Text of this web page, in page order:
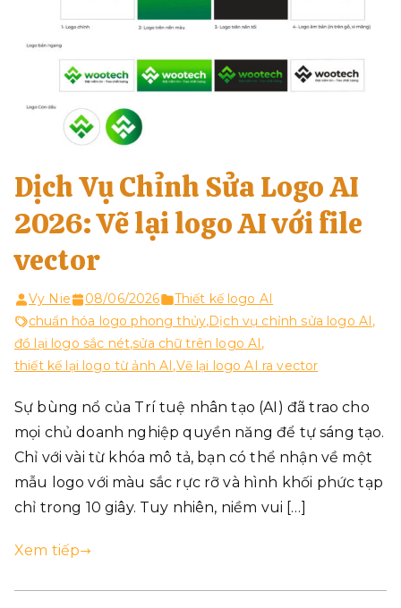
Dịch Vụ Chỉnh Sửa Logo AI
2026: Vẽ lại logo AI với file
vector
Vy Nie 08/06/2026
Thiết kế logo AI
chuẩn hóa logo phong thủy,Dịch vụ chỉnh sửa logo AI ,
đồ lại logo sắc nét,sửa chữ trên logo AI ,
thiết kế lại logo từ ảnh AI ,Vẽ lại logo AI ra vector
Sự bùng nổ của Trí tuệ nhân tạo (AI) đã trao cho
mọi chủ doanh nghiệp quyền năng để tự sáng tạo.
Chỉ với vài từ khóa mô tả, bạn có thể nhận về một
mẫu logo với màu sắc rực rỡ và hình khối phức tạp
chỉ trong 10 giây. Tuy nhiên, niềm vui […]
Xem tiếp